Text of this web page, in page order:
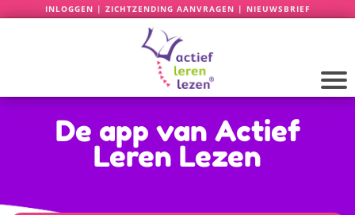
INLOGGEN | ZICHTZENDING AANVRAGEN | NIEUWSBRIEF
De app van Actief
Leren Lezen